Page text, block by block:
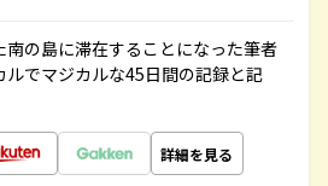
の島に滞在することになった筆者
でマジカルな45日間の記録と記
詳細を見る